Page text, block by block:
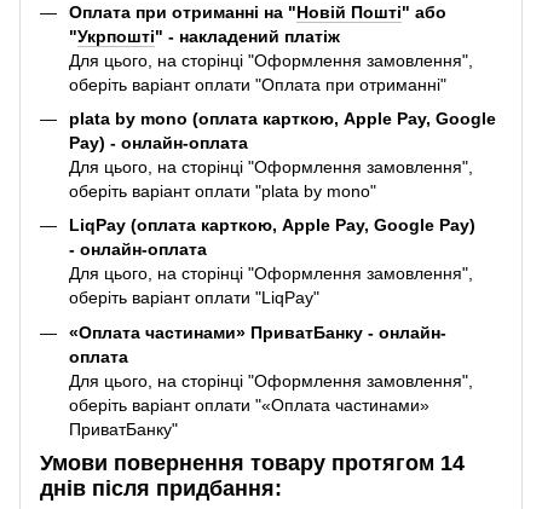
Оплата при отриманні на "Новій Пошті" або
"Укрпошті" - накладений платіж
Для цього, на сторінці "Оформлення замовлення",
оберіть варіант оплати "Оплата при отриманні"
plata by mono (оплата карткою, Apple Pay, Google
Pay) - онлайн-оплата
Для цього, на сторінці "Оформлення замовлення",
оберіть варіант оплати "plata by mono"
LiqPay (оплата карткою, Apple Pay, Google Pay)
- онлайн-оплата
Для цього, на сторінці "Оформлення замовлення",
оберіть варіант оплати "LiqPay"
«Оплата частинами» ПриватБанку - онлайн-
оплата
Для цього, на сторінці "Оформлення замовлення",
оберіть варіант оплати "«Оплата частинами»
ПриватБанку"
Умови повернення товару протягом 14
днів після придбання: